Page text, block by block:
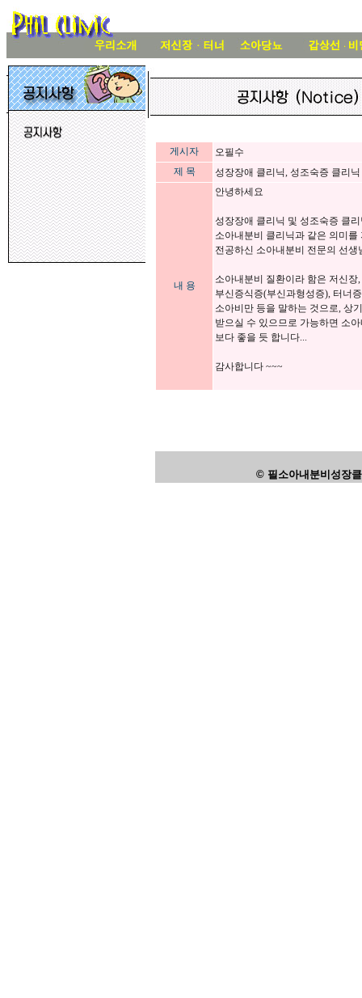
게시자
오필수
제 목
성장장애 클리닉, 성조숙증 클리
내 용
안녕하세요
성장장애 클리닉 및 성조숙증 클
소아내분비 클리닉과 같은 의미
전공하신 소아내분비 전문의 선
소아내분비 질환이라 함은 저신
부신증식증(부신과형성증), 터너
소아비만 등을 말하는 것으로, 상
받으실 수 있으므로 가능하면 소
보다 좋을 듯 합니다...
감사합니다 ~~~
© 필소아내분비성장